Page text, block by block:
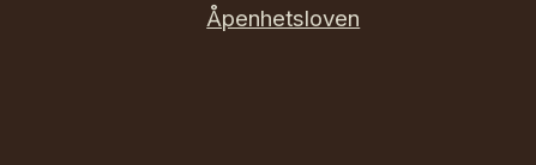
Åpenhetsloven